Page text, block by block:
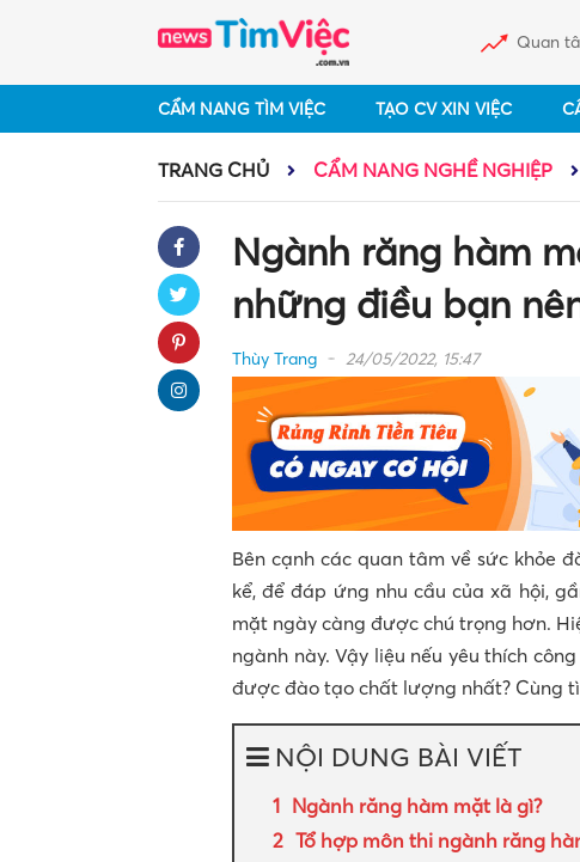
Quan
CẨM NANG TÌM VIỆC TẠO CV XIN VIỆC
TRANG CHỦ CẨM NANG NGHỀ NGHIỆP
Ngành răng hàm
những điều bạn
Thùy Trang 24/05/2022, 15:47
Bên cạnh các quan tâm về sức khỏe
kể, để đáp ứng nhu cầu của xã hội,
mặt ngày càng được chú trọng hơn.
ngành này. Vậy liệu nếu yêu thích
được đào tạo chất lượng nhất? Cùng
NỘI DUNG BÀI VIẾT
Ngành răng hàm mặt là gì?
Tổ hợp môn thi ngành răng